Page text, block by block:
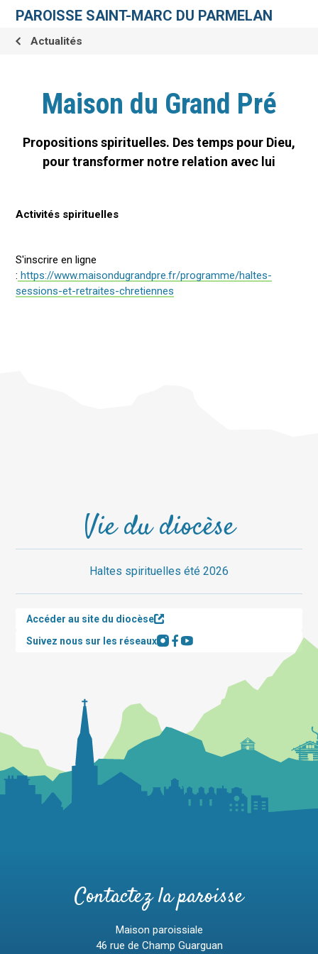
contenu.
personnelsPAROISSE SAINT-MARC DU PARMELAN
Actualités
Maison du Grand Pré
Propositions spirituelles. Des temps pour Dieu,
pour transformer notre relation avec lui
Activités spirituelles
S'inscrire en ligne
: https://www.maisondugrandpre.fr/programme/haltes-
sessions-et-retraites-chretiennes
Vie du diocèse
Haltes spirituelles été 2026
Accéder au site du diocèse
Suivez nous sur les réseaux
Contactez la paroisse
Maison paroissiale
46 rue de Champ Guarguan